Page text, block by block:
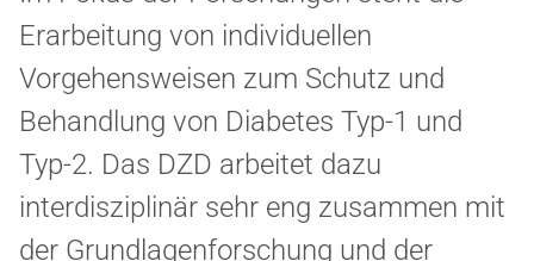
Erarbeitung von individuellen
Vorgehensweisen zum Schutz und
Behandlung von Diabetes Typ-1 und
Typ-2. Das DZD arbeitet dazu
interdisziplinär sehr eng zusammen mit
der Grundlagenforschung und der